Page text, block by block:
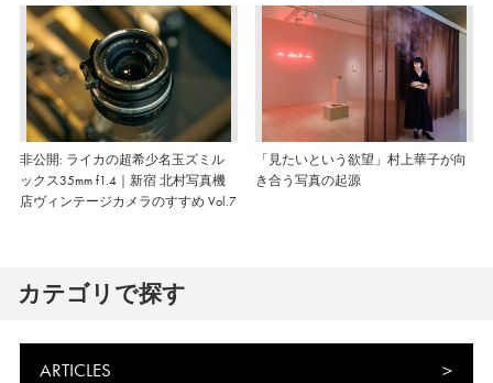
非公開: ライカの超希少名玉ズミル
ックス35mm f1.4｜新宿 北村写真機
店ヴィンテージカメラのすすめ Vol.7
「見たいという欲望」村上華子が向
き合う写真の起源
カテゴリで探す
ARTICLES